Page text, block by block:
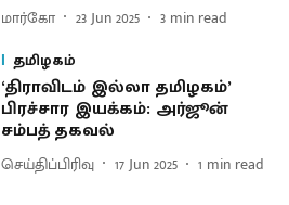
மார்கோ 23 Jun 2025 3 min read
தமிழகம்
‘திராவிடம் இல்லா தமிழகம்’
பிரச்சார இயக்கம்: அர்ஜூன்
சம்பத் தகவல்
செய்திப்பிரிவு 17 Jun 2025 1 min read